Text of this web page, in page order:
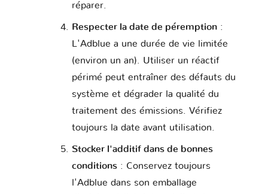
réparer.
Respecter la date de péremption :
L'Adblue a une durée de vie limitée
(environ un an). Utiliser un réactif
périmé peut entraîner des défauts du
système et dégrader la qualité du
traitement des émissions. Vérifiez
toujours la date avant utilisation.
Stocker l'additif dans de bonnes
conditions : Conservez toujours
l'Adblue dans son emballage